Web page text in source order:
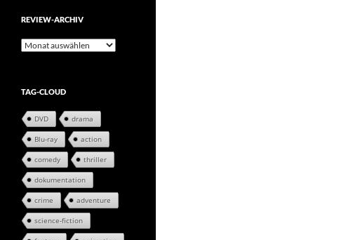
REVIEW-ARCHIV
Review-
TAG-CLOUD
DVD drama
Blu-ray action
comedy thriller
dokumentation
crime adventure
science-fiction